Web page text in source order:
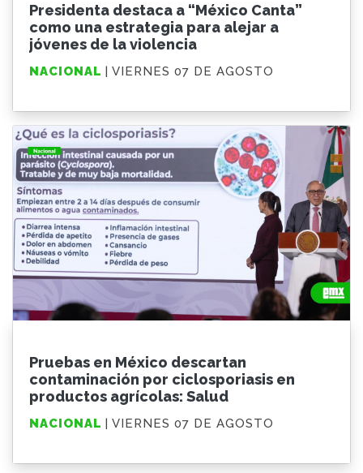
Presidenta destaca a “México Canta”
como una estrategia para alejar a
jóvenes de la violencia
NACIONAL | VIERNES 07 DE AGOSTO
Pruebas en México descartan
contaminación por ciclosporiasis en
productos agrícolas: Salud
NACIONAL | VIERNES 07 DE AGOSTO